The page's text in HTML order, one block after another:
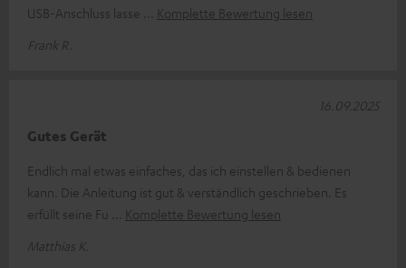
USB-Anschluss lasse
Komplette Bewertung lesen
Frank R.
Gutes Gerät
Endlich mal etwas einfaches, das ich einstellen & bedienen
kann. Die Anleitung ist gut & verständlich geschrieben. Es
erfüllt seine Fu
Komplette Bewertung lesen
Matthias K.
16.09.2025